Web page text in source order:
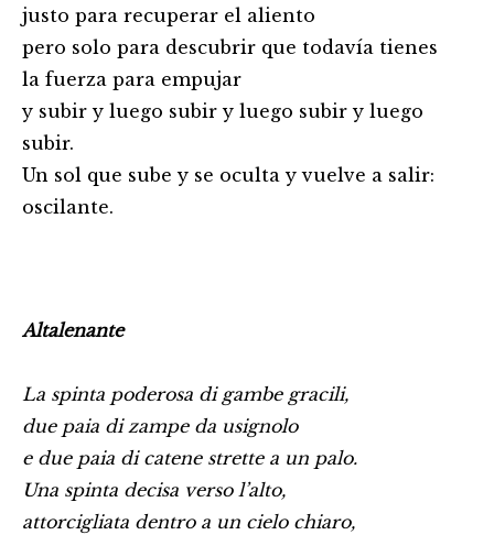
justo para recuperar el aliento
pero solo para descubrir que todavía tienes
la fuerza para empujar
y subir y luego subir y luego subir y luego
subir.
Un sol que sube y se oculta y vuelve a salir:
oscilante.
Altalenante
La spinta poderosa di gambe gracili,
due paia di zampe da usignolo
e due paia di catene strette a un palo.
Una spinta decisa verso l’alto,
attorcigliata dentro a un cielo chiaro,